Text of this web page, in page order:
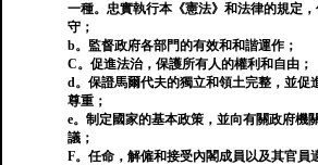
一種。忠實執行本《憲法》和法律的規定
守；
b。監督政府各部門的有效和和諧運作；
C。促進法治，保護所有人的權利和自由；
d。保證馬爾代夫的獨立和領土完整，並促
尊重；
e。制定國家的基本政策，並向有關政府機
議；
F。任命，解僱和接受內閣成員以及其官員